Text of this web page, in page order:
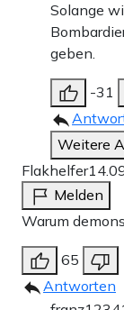
Solange
geben.
-31
Weitere
Flakhelfer
Melden
Warum
65
Antworten